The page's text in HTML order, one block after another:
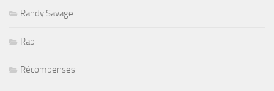
Randy Savage
Rap
Récompenses